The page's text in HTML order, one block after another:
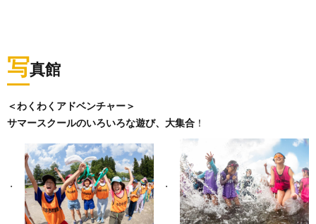
写真館
＜わくわくアドベンチャー＞
サマースクールのいろいろな遊び、大集合 ！